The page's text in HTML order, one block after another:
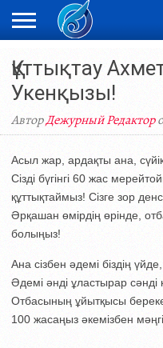
НОВОСТИ
ВИДЕО
ФОТОРЕПОРТАЖИ
ОРКЕН
Құттықтау
Укенқызы!
АвторДежурный Редактор
Асыл жар, ардақты ана,
Сізді бүгінгі 60 жас
құттықтаймыз! Сізге зор
Әрқашан өмірдің өрінде,
болыңыз!
Ана сізбен әдемі біздің үйде,
Әдемі әнді ұластырар сәнді
Отбасының ұйытқысы
100 жасаңыз әкемізбен мәңгі